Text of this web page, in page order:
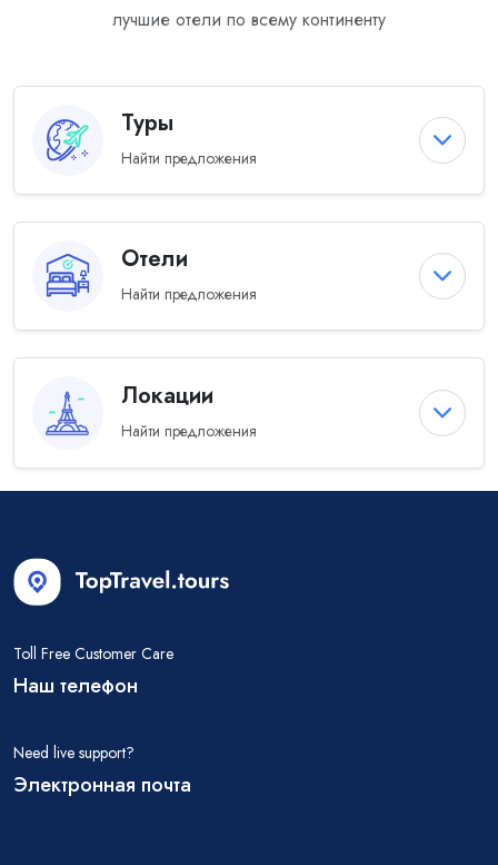
лучшие отели по всему континенту
Туры
Найти предложения
Отели
Найти предложения
Локации
Найти предложения
Toll Free Customer Care
Наш телефон
Need live support?
Электронная почта